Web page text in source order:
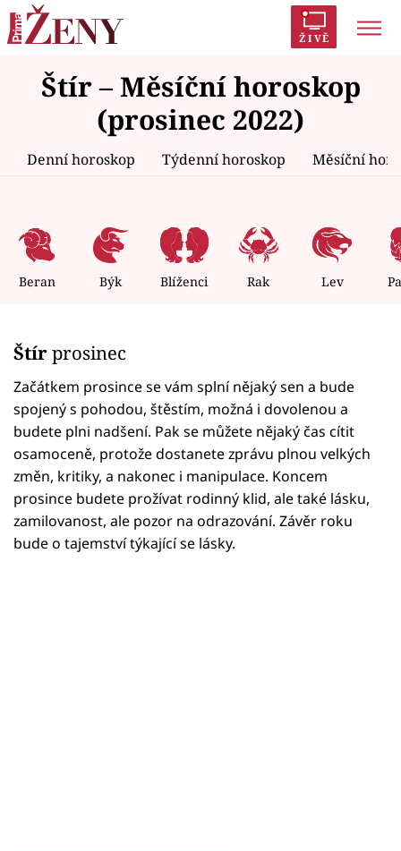
ŽIVĚ
Trendy: Polabí Inspekce Prostřeno!
AYTO?
Zrádci Proměny
Témata
Celebrity
Seriály
Horoskopy
Sledujte prima+
Filmový festival Karlovy Vary
Pořady
Štír – Měsíční horoskop
(prosinec 2022)
Denní horoskop Týdenní horoskop Měsíční
Beran Býk Blíženci Rak Lev
Štírprosinec
Začátkem prosince se vám splní nějaký sen a bude
spojený s pohodou, štěstím, možná i dovolenou a
budete plni nadšení. Pak se můžete nějaký čas cítit
osamoceně, protože dostanete zprávu plnou velkých
změn, kritiky, a nakonec i manipulace. Koncem
prosince budete prožívat rodinný klid, ale také lásku,
zamilovanost, ale pozor na odrazování. Závěr roku
bude o tajemství týkající se lásky.